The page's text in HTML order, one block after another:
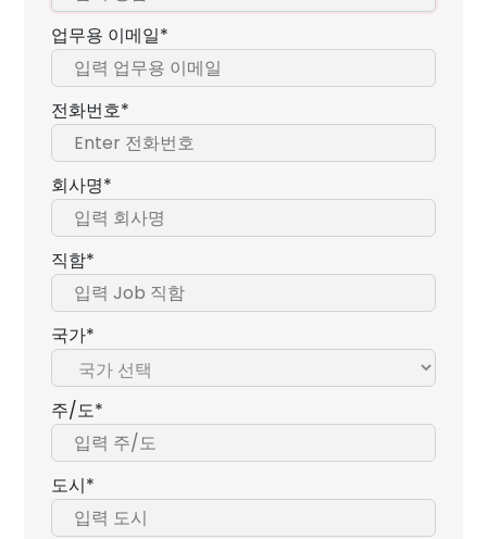
업무용 이메일*
전화번호*
회사명*
직함*
국가*
주/도*
도시*